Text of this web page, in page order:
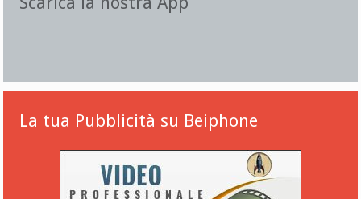
La tua Pubblicità su Beiphone